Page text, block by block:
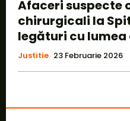
Afaceri suspecte
chirurgicali la
legături cu
Justitie 23 Februarie 2026